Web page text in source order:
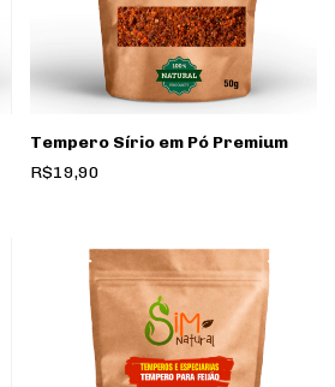
Tempero Sírio em Pó Premium
R$19,90